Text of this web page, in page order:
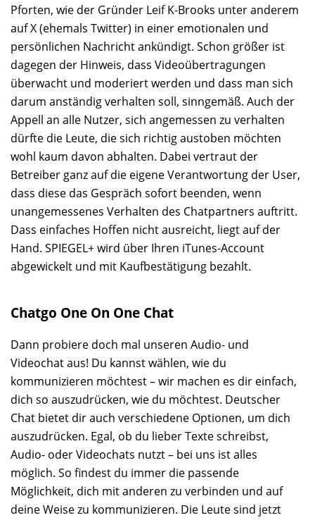
Pforten, wie der Gründer Leif K-Brooks unter anderem
auf X (ehemals Twitter) in einer emotionalen und
persönlichen Nachricht ankündigt. Schon größer ist
dagegen der Hinweis, dass Videoübertragungen
überwacht und moderiert werden und dass man sich
darum anständig verhalten soll, sinngemäß. Auch der
Appell an alle Nutzer, sich angemessen zu verhalten
dürfte die Leute, die sich richtig austoben möchten
wohl kaum davon abhalten. Dabei vertraut der
Betreiber ganz auf die eigene Verantwortung der User,
dass diese das Gespräch sofort beenden, wenn
unangemessenes Verhalten des Chatpartners auftritt.
Dass einfaches Hoffen nicht ausreicht, liegt auf der
Hand. SPIEGEL+ wird über Ihren iTunes-Account
abgewickelt und mit Kaufbestätigung bezahlt.
Chatgo One On One Chat
Dann probiere doch mal unseren Audio- und
Videochat aus! Du kannst wählen, wie du
kommunizieren möchtest – wir machen es dir einfach,
dich so auszudrücken, wie du möchtest. Deutscher
Chat bietet dir auch verschiedene Optionen, um dich
auszudrücken. Egal, ob du lieber Texte schreibst,
Audio- oder Videochats nutzt – bei uns ist alles
möglich. So findest du immer die passende
Möglichkeit, dich mit anderen zu verbinden und auf
deine Weise zu kommunizieren. Die Leute sind jetzt